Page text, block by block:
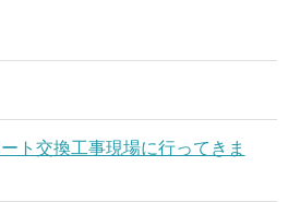
ト交換工事現場に行ってきま